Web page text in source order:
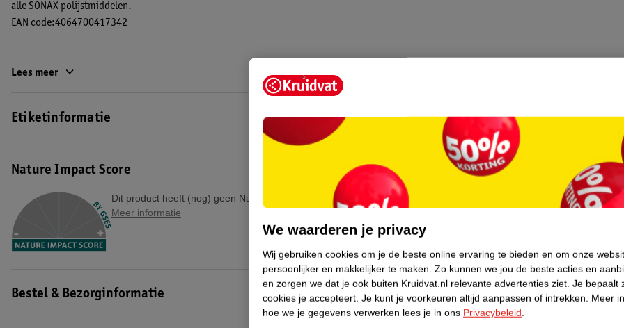
alle SONAX polijstmiddelen.
EAN code:4064700417342
Lees meer
Etiketinformatie
Nature Impact Score
Dit product heeft (nog) geen Nature Impact Score.
Meer informatie
Bestel & Bezorginformatie
We waarderen je privacy
Wij gebruiken cookies om je de beste online ervaring te bieden en om onze
persoonlijker en makkelijker te maken. Zo kunnen we jou de beste acties en
en zorgen we dat je ook buiten Kruidvat.nl relevante advertenties ziet. Je bepaalt
cookies je accepteert. Je kunt je voorkeuren altijd aanpassen of intrekken. Meer
hoe we je gegevens verwerken lees je in ons Privacybeleid.